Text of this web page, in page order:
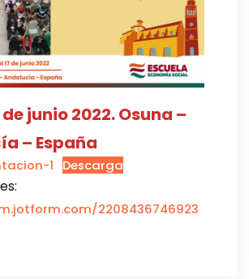
de junio 2022. Osuna –
– España
1 Descarga
2208436746923